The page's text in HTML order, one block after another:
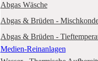
Abgas Wäsche
Abgas & Brüden -
Abgas & Brüden -
Medien-Reinanlagen